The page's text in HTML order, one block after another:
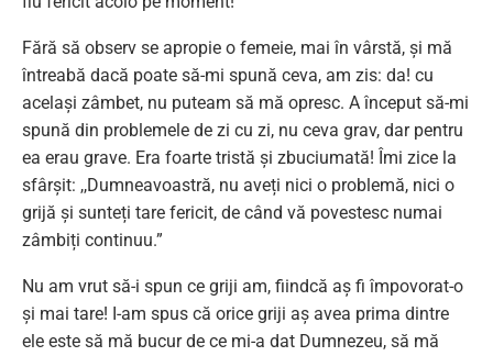
Fără să observ se apropie o femeie, mai în vârstă, și mă
întreabă dacă poate să-mi spună ceva, am zis: da! cu
același zâmbet, nu puteam să mă opresc. A început să-mi
spună din problemele de zi cu zi, nu ceva grav, dar pentru
ea erau grave. Era foarte tristă și zbuciumată! Îmi zice la
sfârșit: ,,Dumneavoastră, nu aveți nici o problemă, nici o
grijă și sunteți tare fericit, de când vă povestesc numai
zâmbiți continuu.”
Nu am vrut să-i spun ce griji am, fiindcă aș fi împovorat-o
și mai tare! I-am spus că orice griji aș avea prima dintre
ele este să mă bucur de ce mi-a dat Dumnezeu, să mă